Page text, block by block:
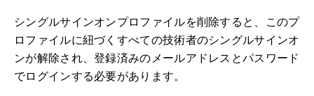
シングルサインオンプロファイルを削除すると、このプ
ロファイルに紐づくすべての技術者のシングルサインオ
ンが解除され、登録済みのメールアドレスとパスワード
でログインする必要があります。